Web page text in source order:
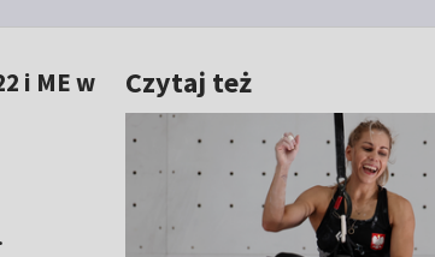
Czytaj też
i ME w